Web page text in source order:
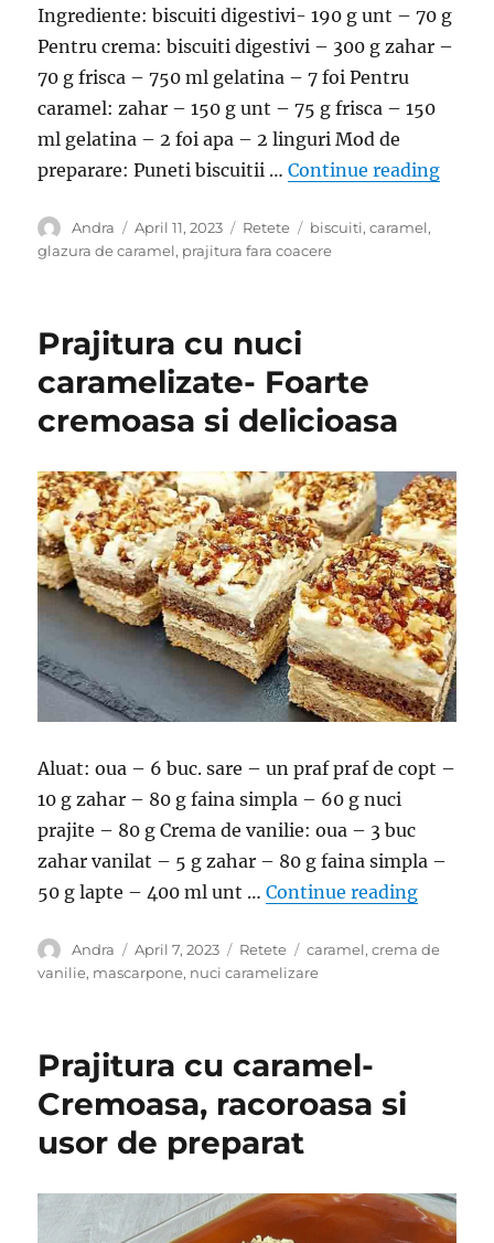
Ingrediente: biscuiti digestivi- 190 g unt – 70 g
Pentru crema: biscuiti digestivi – 300 g zahar –
70 g frisca – 750 ml gelatina – 7 foi Pentru
caramel: zahar – 150 g unt – 75 g frisca – 150
ml gelatina – 2 foi apa – 2 linguri Mod de
preparare: Puneti biscuitii …Continue reading
Author
Andra
Posted
on
April 11, 2023 Categories
Retete Tags
biscuiti,caramel,
glazura de caramel, prajitura fara coacere
Prajitura cu nuci
caramelizate- Foarte
cremoasa si delicioasa
Aluat: oua – 6 buc. sare – un praf praf de copt –
10 g zahar – 80 g faina simpla – 60 g nuci
prajite – 80 g Crema de vanilie: oua – 3 buc
zahar vanilat – 5 g zahar – 80 g faina simpla –
50 g lapte – 400 ml unt …Continue reading
Author
Andra
Posted
on
April 7, 2023 Categories
Retete Tags
caramel,crema de
vanilie, mascarpone, nuci caramelizare
Prajitura cu caramel-
Cremoasa, racoroasa si
usor de preparat